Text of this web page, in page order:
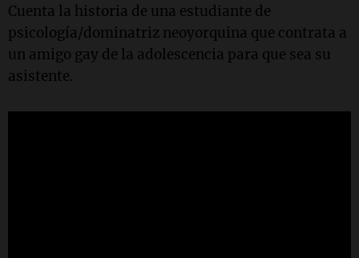
Cuenta la historia de una estudiante de
psicología/dominatriz neoyorquina que contrata a
un amigo gay de la adolescencia para que sea su
asistente.